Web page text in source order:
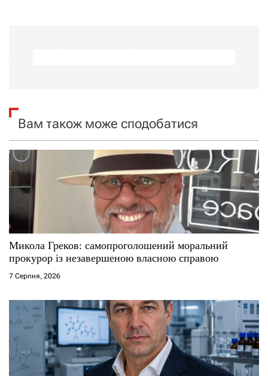
а
ц
і
я
з
а
и
с
і
в
Вам також може сподобатися
Микола Греков: самопроголошений моральний
прокурор із незавершеною власною справою
7 Серпня, 2026